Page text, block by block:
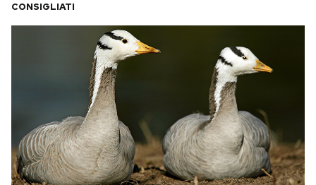
I MIEI PREFERITI
CALENDARIO
AREA PERSONALE
CONSIGLIATI